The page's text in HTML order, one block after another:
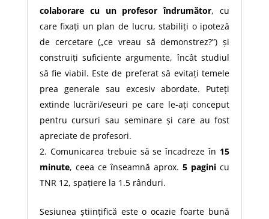
colaborare cu un profesor îndrumător, cu
care fixați un plan de lucru, stabiliți o ipoteză
de cercetare („ce vreau să demonstrez?”) și
construiți suficiente argumente, încât studiul
să fie viabil. Este de preferat să evitați temele
prea generale sau excesiv abordate. Puteți
extinde lucrări/eseuri pe care le-ați conceput
pentru cursuri sau seminare și care au fost
apreciate de profesori.
Comunicarea trebuie să se încadreze în 15
minute, ceea ce înseamnă aprox.5 pagini cu
TNR 12, spațiere la 1.5 rânduri.
Sesiunea științifică este o ocazie foarte bună